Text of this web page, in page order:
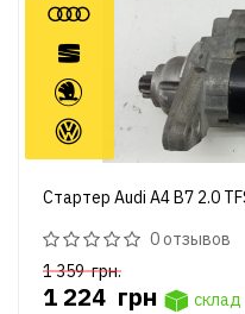
Стартер Audi A4 B7 2.0
0 отзывов
1 359грн.
1 224 грн
склад